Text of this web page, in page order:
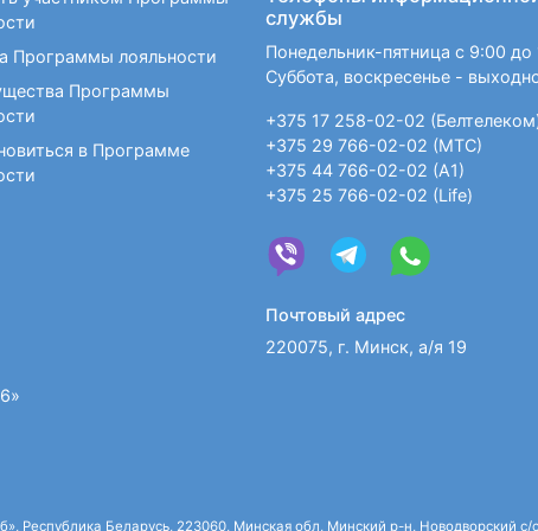
Программы лояльности
Программы
в Программе
службы
Понедельник-пятница с 9:00 до
Суббота, воскресенье -
+375 17 258-02-02
+375 29 766-02-02 (МТС)
+375 44 766-02-02 (А1)
+375 25 766-02-02 (Life)
Почтовый адрес
220075, г. Минск, а/я 19
Республика Беларусь, 223060, Минская обл, Минский р-н, Новодворский